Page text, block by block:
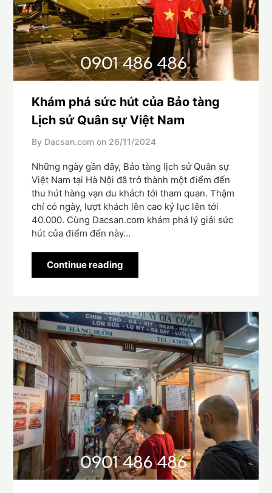
Khám phá sức hút của Bảo tàng
Lịch sử Quân sự Việt Nam
By Dacsan.com on 26/11/2024
Những ngày gần đây, Bảo tàng lịch sử Quân sự
Việt Nam tại Hà Nội đã trở thành một điểm đến
thu hút hàng vạn du khách tới tham quan. Thậm
chí có ngày, lượt khách lên cao kỷ lục lên tới
40.000. Cùng Dacsan.com khám phá lý giải sức
hút của điểm đến này…
Continue reading